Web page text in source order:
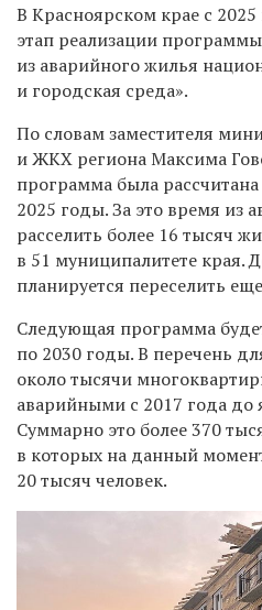
В Красноярском крае с
этап реализации
из аварийного жилья
и городская среда».
По словам заместителя
и ЖКХ региона Максима
программа была
2025 годы. За это время из
расселить более 16 тысяч
в 51 муниципалитете края.
планируется переселить
Следующая программа
по 2030 годы. В перечень
около тысячи
аварийными с 2017 года до
Суммарно это более 370
в которых на данный
20 тысяч человек.